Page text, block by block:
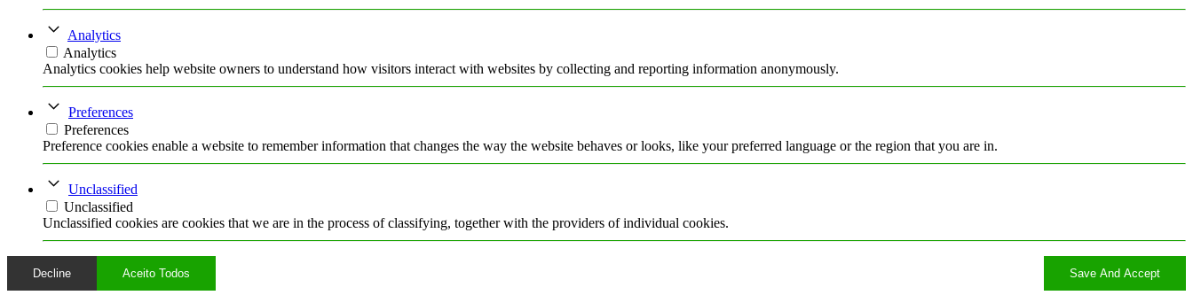
Analytics
Analytics
Analytics cookies help website owners to understand how visitors interact with websites by collecting and reporting information anonymously.
Preferences
Preferences
Preference cookies enable a website to remember information that changes the way the website behaves or looks, like your preferred language or the region that you are in.
Unclassified
Unclassified
Unclassified cookies are cookies that we are in the process of classifying, together with the providers of individual cookies.
Decline Aceito Todos Save And Accept